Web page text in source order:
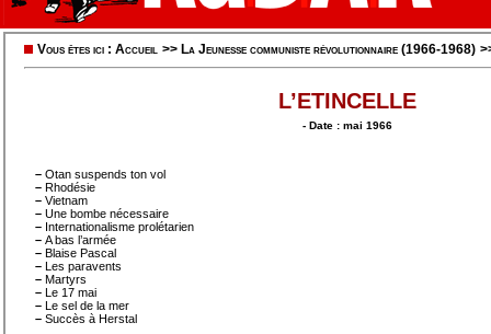
Vous êtes ici : Accueil >> La Jeunesse communiste révolutionnaire (1966-1968)
L’ETINCELLE
- Date : mai 1966
– Otan suspends ton vol
– Rhodésie
– Vietnam
– Une bombe nécessaire
– Internationalisme prolétarien
– A bas l’armée
– Blaise Pascal
– Les paravents
– Martyrs
– Le 17 mai
– Le sel de la mer
– Succès à Herstal